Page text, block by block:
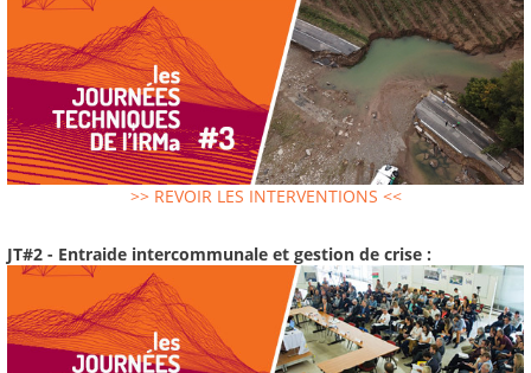
>> REVOIR LES INTERVENTIONS <<
JT#2 - Entraide intercommunale et gestion de crise :